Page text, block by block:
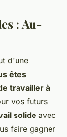
: Au-
d'une
êtes
travailler à
vos futurs
solide avec
faire gagner